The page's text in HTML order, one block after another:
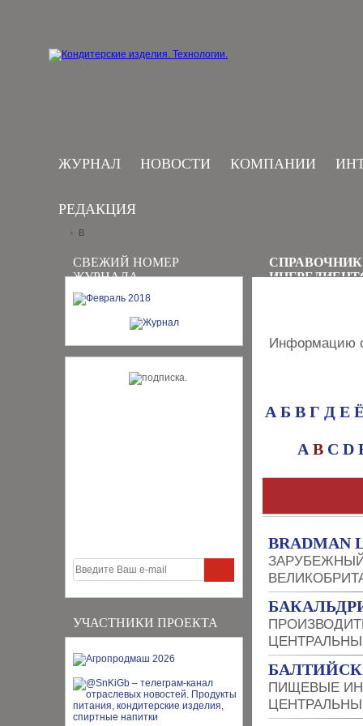
ЖУРНАЛ НОВОСТИ КОМПАНИИ
РЕДАКЦИЯ
СВЕЖИЙ НОМЕР
ЖУРНАЛА
УЧАСТНИКИ ПРОЕКТА
› B
Информацию
А Б В Г Д Е
A B C D
BRADMAN
ПИЩЕВЫЕ